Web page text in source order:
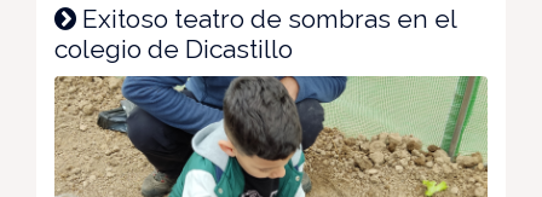
Exitoso teatro de sombras en el
colegio de Dicastillo